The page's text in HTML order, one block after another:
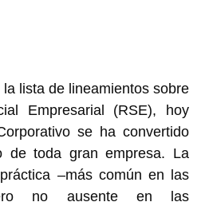
lista de lineamientos sobre
Empresarial (RSE), hoy
se ha convertido
de toda gran empresa. La
–más común en las
no ausente en las